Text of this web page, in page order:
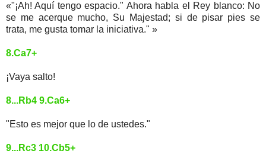
«"¡Ah! Aquí tengo espacio." Ahora habla el Rey blanco: No
se me acerque mucho, Su Majestad; si de pisar pies se
trata, me gusta tomar la iniciativa." »
8.Ca7+
¡Vaya salto!
8...Rb4 9.Ca6+
"Esto es mejor que lo de ustedes."
9...Rc3 10.Cb5+